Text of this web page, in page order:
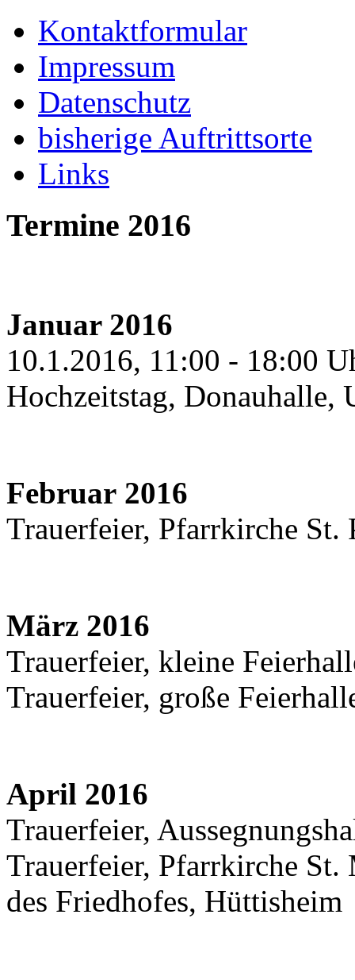
Kontaktformular
Impressum
Datenschutz
bisherige Auftrittsorte
Links
Termine 2016
Januar 2016
10.1.2016, 11:00 - 18:00
Hochzeitstag, Donauhalle,
Februar 2016
Trauerfeier, Pfarrkirche St.
März 2016
Trauerfeier, kleine
Trauerfeier, große
April 2016
Trauerfeier,
Trauerfeier, Pfarrkirche St.
des Friedhofes, Hüttisheim